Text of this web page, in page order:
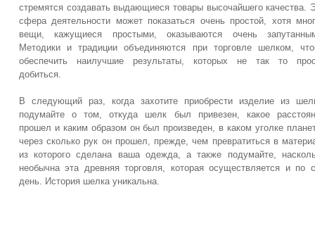
стремятся создавать выдающиеся товары высочайшего качества.
сфера деятельности может показаться очень простой, хотя
вещи, кажущиеся простыми, оказываются очень
Методики и традиции объединяются при торговле шелком,
обеспечить наилучшие результаты, которых не так то
добиться.
В следующий раз, когда захотите приобрести изделие из
подумайте о том, откуда шелк был привезен, какое
прошел и каким образом он был произведен, в каком уголке
через сколько рук он прошел, прежде, чем превратиться в
из которого сделана ваша одежда, а также подумайте,
необычна эта древняя торговля, которая осуществляется и по
день. История шелка уникальна.